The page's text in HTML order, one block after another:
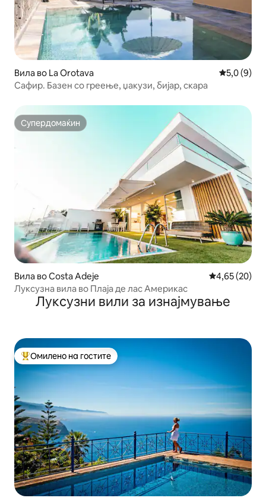
Вила во La Orotava Просечна
5,0 (9)
Сафир. Базен со греење, џакузи, бијар, скара
Супердомаќин
Супердомаќин
Вила во Costa Adeje Просечна
4,65 (20)
Луксузна вила во Плаја де лас Америкас
Луксузни вили за изнајмување
Меѓу најуспешните „Омилени на гостите“
Омилено на гостите